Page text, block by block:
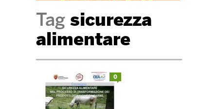
Tag sicurezza
alimentare
0